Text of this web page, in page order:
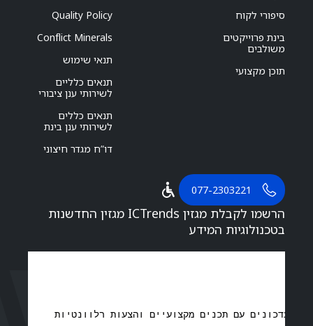
סיפורי לקוח
בינת פרוייקטים
משולבים
תוכן מקצועי
Quality Policy
Conflict Minerals
תנאי שימוש
תנאים כלליים
לשירותי ענן ציבורי
תנאים כללים
לשירותי ענן בינת
דו”ח מגדר חיצוני
077-2303221
הרשמו לקבלת מגזין ICTrends מגזין החדשנות
בטכנולוגיות המידע